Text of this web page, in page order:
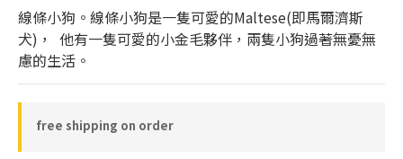
線條小狗。線條小狗是一隻可愛的Maltese(即馬爾濟斯
犬)，  他有一隻可愛的小金毛夥伴，兩隻小狗過著無憂無
慮的生活。
free shipping on order